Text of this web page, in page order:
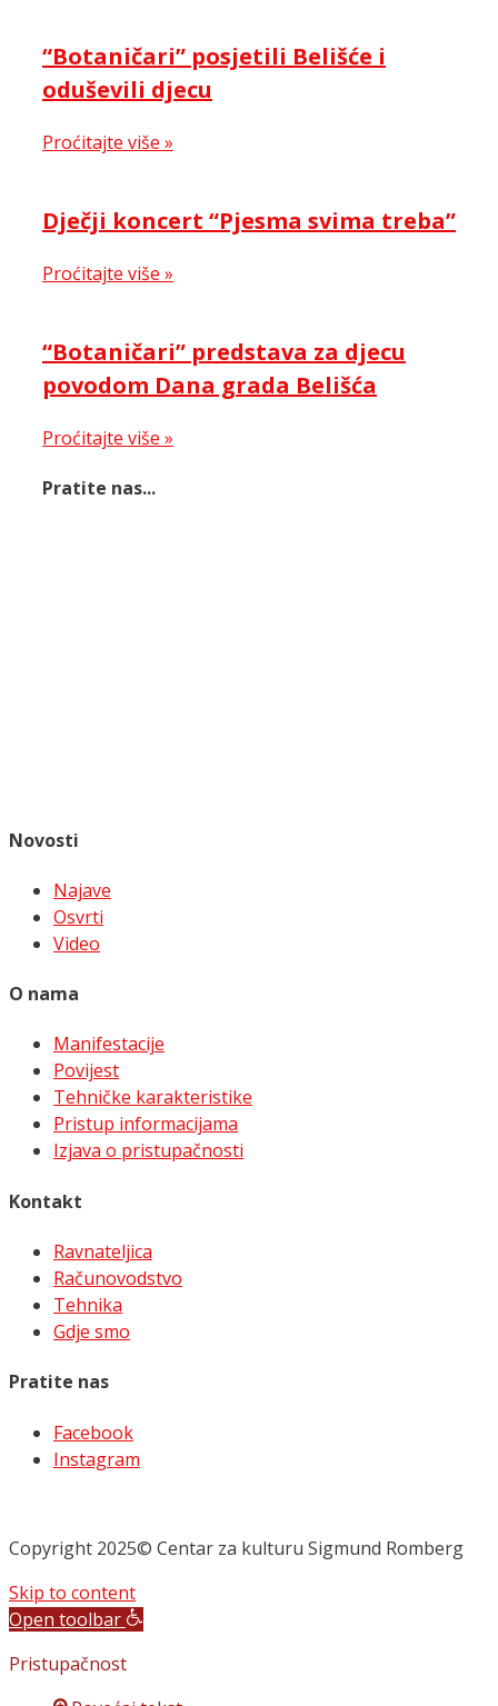
“Botaničari” posjetili Belišće i
oduševili djecu
Proćitajte više »
Dječji koncert “Pjesma svima treba”
Proćitajte više »
“Botaničari” predstava za djecu
povodom Dana grada Belišća
Proćitajte više »
Pratite nas...
Novosti
Najave
Osvrti
Video
O nama
Manifestacije
Povijest
Tehničke karakteristike
Pristup informacijama
Izjava o pristupačnosti
Kontakt
Ravnateljica
Računovodstvo
Tehnika
Gdje smo
Pratite nas
Facebook
Instagram
Copyright 2025© Centar za kulturu Sigmund Romberg
Skip to content
Open toolbar
Pristupačnost